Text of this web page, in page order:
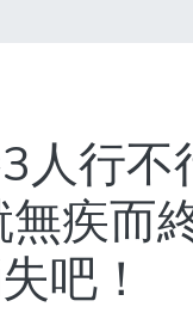
人行
疾而
吧！